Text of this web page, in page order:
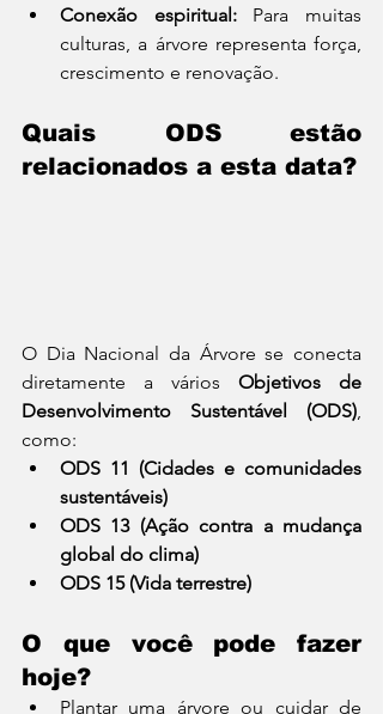
Conexão espiritual: Para muitas
culturas, a árvore representa força,
crescimento e renovação.
Quais ODS estão
relacionados a esta data?
O Dia Nacional da Árvore se conecta
diretamente a vários Objetivos de
Desenvolvimento Sustentável (ODS),
como:
ODS 11 (Cidades e comunidades
sustentáveis)
ODS 13 (Ação contra a mudança
global do clima)
ODS 15 (Vida terrestre)
O que você pode fazer
hoje?
Plantar uma árvore ou cuidar de